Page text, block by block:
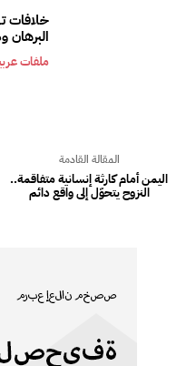
خلافات
ملفات
المقالة القادمة
اليمن أمام كارثة إنسانية متفاقمة..
النزوح يتحوّل إلى واقع دائم